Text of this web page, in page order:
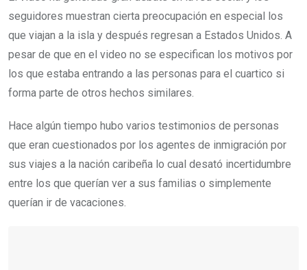
seguidores muestran cierta preocupación en especial los
que viajan a la isla y después regresan a Estados Unidos. A
pesar de que en el video no se especifican los motivos por
los que estaba entrando a las personas para el cuartico si
forma parte de otros hechos similares.
Hace algún tiempo hubo varios testimonios de personas
que eran cuestionados por los agentes de inmigración por
sus viajes a la nación caribeña lo cual desató incertidumbre
entre los que querían ver a sus familias o simplemente
querían ir de vacaciones.